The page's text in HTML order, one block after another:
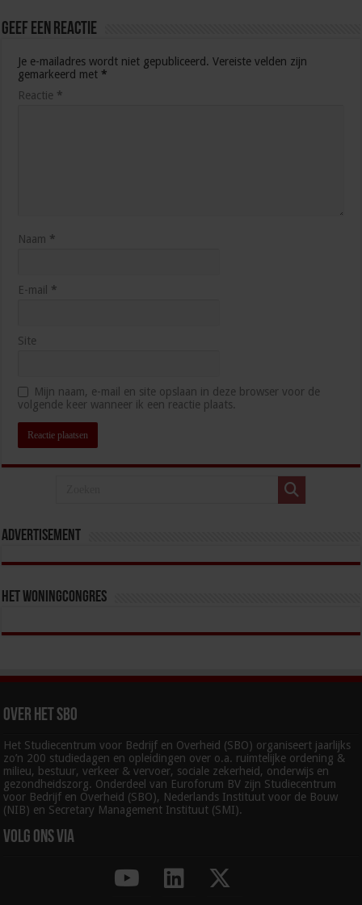
Geef een reactie
Je e-mailadres wordt niet gepubliceerd. Vereiste velden zijn
gemarkeerd met *
Reactie *
Naam *
E-mail *
Site
Mijn naam, e-mail en site opslaan in deze browser voor de
volgende keer wanneer ik een reactie plaats.
Advertisement
Het Woningcongres
Over het SBO
Het Studiecentrum voor Bedrijf en Overheid (SBO) organiseert jaarlijks
zo’n 200 studiedagen en opleidingen over o.a. ruimtelijke ordening &
milieu, bestuur, verkeer & vervoer, sociale zekerheid, onderwijs en
gezondheidszorg. Onderdeel van Euroforum BV zijn Studiecentrum
voor Bedrijf en Overheid (SBO), Nederlands Instituut voor de Bouw
(NIB) en Secretary Management Instituut (SMI).
Volg ons via